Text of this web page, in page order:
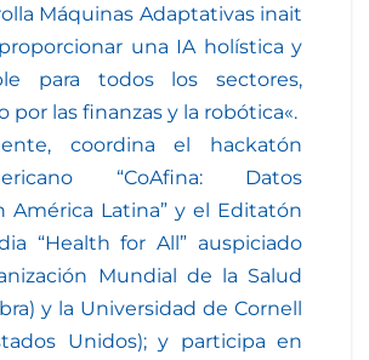
Máquinas Adaptativas inait
una IA holística y
para todos los sectores,
por las finanzas y la robótica«.
coordina el hackatón
“CoAfina: Datos
América Latina” y el Editatón
“Health for All” auspiciado
Mundial de la Salud
y la Universidad de Cornell
Unidos); y participa en